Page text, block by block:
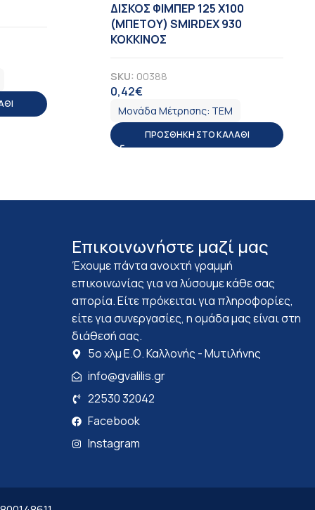
ΔΙΣΚΟΣ ΦΙΜΠΕΡ 125 X100
(ΜΠΕΤΟΥ) SMIRDEX 930
ΚΟΚΚΙΝΟΣ
SKU: 00388
0,42€
Μονάδα Μέτρησης: ΤΕΜ
ΠΡΟΣΘΉΚΗ ΣΤΟ ΚΑΛΆΘΙ
Επικοινωνήστε μαζί μας
Έχουμε πάντα ανοιχτή γραμμή
επικοινωνίας για να λύσουμε κάθε σας
απορία. Είτε πρόκειται για πληροφορίες,
είτε για συνεργασίες, η ομάδα μας είναι στη
διάθεσή σας.
5ο χλμ Ε.Ο. Καλλονής - Μυτιλήνης
info@gvalilis.gr
22530 32042
Facebook
Instagram